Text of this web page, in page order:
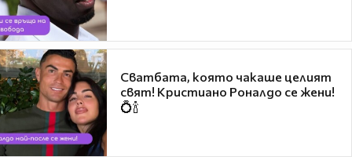
Сватбата, която чакаше целият
свят! Кристиано Роналдо се жени!
💍🍾